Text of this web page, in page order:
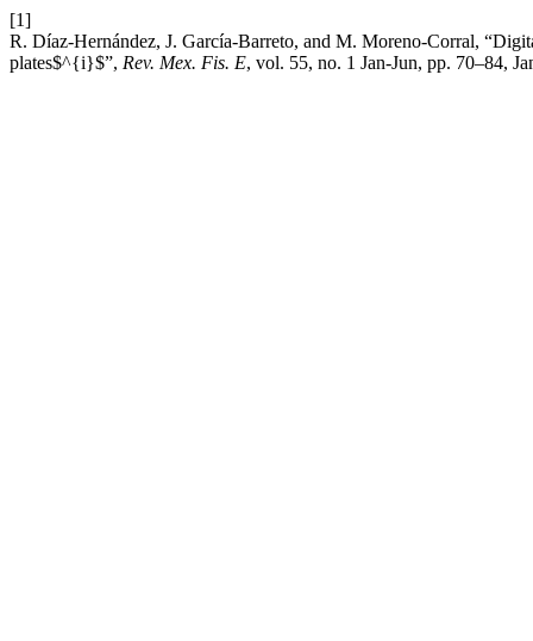
[1]
R. Díaz-Hernández, J. García-Barreto, and M. Moreno-Corral,
plates$^{i}$”, Rev. Mex. Fis. E, vol. 55, no. 1 Jan-Jun, pp. 70–84,